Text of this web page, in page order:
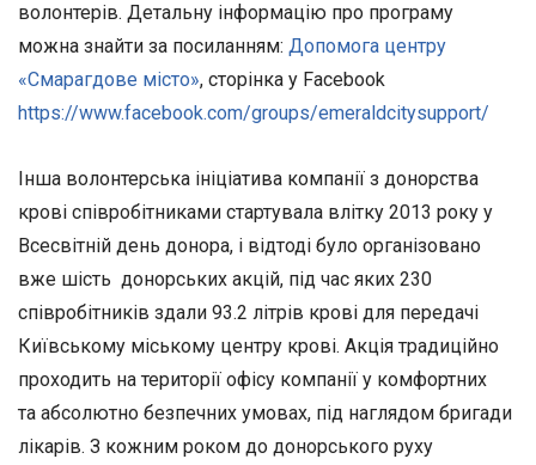
волонтерів. Детальну інформацію про програму
можна знайти за посиланням: Допомога центру
«Смарагдове місто», сторінка у Facebook
https://www.facebook.com/groups/emeraldcitysupport/
Інша волонтерська ініціатива компанії з донорства
крові співробітниками стартувала влітку 2013 року у
Всесвітній день донора, і відтоді було організовано
вже шість донорських акцій, під час яких 230
співробітників здали 93.2 літрів крові для передачі
Київському міському центру крові. Акція традиційно
проходить на території офісу компанії у комфортних
та абсолютно безпечних умовах, під наглядом бригади
лікарів. З кожним роком до донорського руху